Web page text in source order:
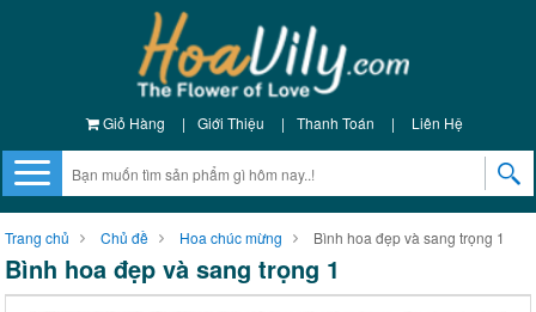
Giỏ Hàng | Giới Thiệu | Thanh Toán | Liên Hệ
Trang chủ Chủ đề Hoa chúc mừng Bình hoa đẹp và sang trọng 1
Bình hoa đẹp và sang trọng 1